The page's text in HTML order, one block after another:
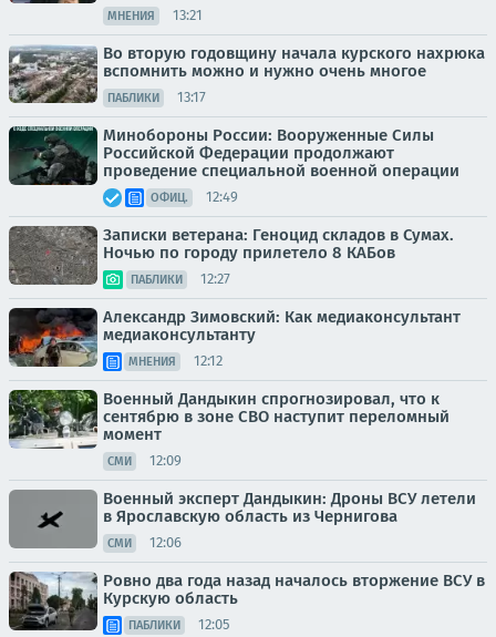
МНЕНИЯ 13:21
Во вторую годовщину начала курского нахрюка
вспомнить можно и нужно очень многое
ПАБЛИКИ 13:17
Минобороны России: Вооруженные Силы
Российской Федерации продолжают
проведение специальной военной операции
ОФИЦ. 12:49
Записки ветерана: Геноцид складов в Сумах.
Ночью по городу прилетело 8 КАБов
ПАБЛИКИ 12:27
Александр Зимовский: Как медиаконсультант
медиаконсультанту
МНЕНИЯ 12:12
Военный Дандыкин спрогнозировал, что к
сентябрю в зоне СВО наступит переломный
момент
СМИ 12:09
Военный эксперт Дандыкин: Дроны ВСУ летели
в Ярославскую область из Чернигова
СМИ 12:06
Ровно два года назад началось вторжение ВСУ в
Курскую область
ПАБЛИКИ 12:05